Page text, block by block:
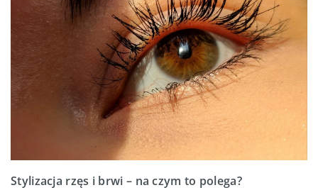
Stylizacja rzęs i brwi – na czym to polega?